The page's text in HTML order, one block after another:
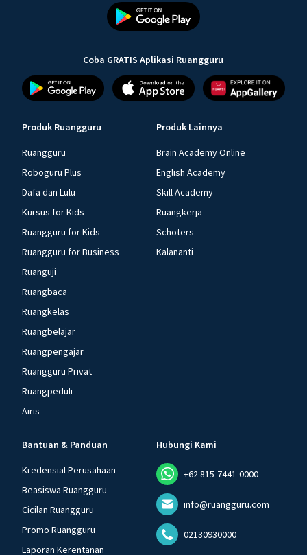
Coba GRATIS Aplikasi Ruangguru
Produk Ruangguru
Ruangguru
Roboguru Plus
Dafa dan Lulu
Kursus for Kids
Ruangguru for Kids
Ruangguru for Business
Ruanguji
Ruangbaca
Ruangkelas
Ruangbelajar
Ruangpengajar
Ruangguru Privat
Ruangpeduli
Airis
Produk Lainnya
Brain Academy Online
English Academy
Skill Academy
Ruangkerja
Schoters
Kalananti
Bantuan & Panduan
Kredensial Perusahaan
Beasiswa Ruangguru
Cicilan Ruangguru
Promo Ruangguru
Laporan Kerentanan
Hubungi Kami
+62 815-7441-0000
info@ruangguru.com
02130930000